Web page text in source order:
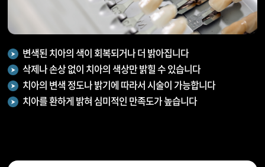
변색된 치아의 색이 회복되거나 더 밝아집니다
삭제나 손상 없이 치아의 색상만 밝힐 수 있습니다
치아의 변색 정도나 밝기에 따라서 시술이 가능합니다
치아를 환하게 밝혀 심미적인 만족도가 높습니다